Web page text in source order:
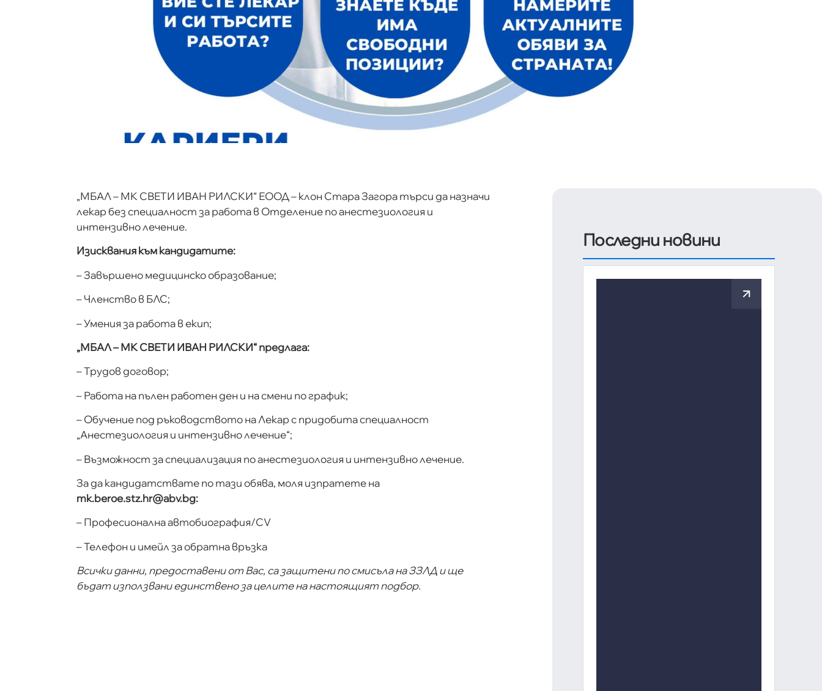
„МБАЛ – МК СВЕТИ ИВАН РИЛСКИ“ ЕООД – клон Стара Загора търси да назначи
лекар без специалност за работа в Отделение по анестезиология и
интензивно лечение.
Изисквания към кандидатите:
– Завършено медицинско образование;
– Членство в БЛС;
– Умения за работа в екип;
„МБАЛ – МК СВЕТИ ИВАН РИЛСКИ“ предлага:
– Трудов договор;
– Работа на пълен работен ден и на смени по график;
– Обучение под ръководството на Лекар с придобита специалност
„Анестезиология и интензивно лечение“;
– Възможност за специализация по анестезиология и интензивно лечение.
За да кандидатствате по тази обява, моля изпратете на
mk.beroe.stz.hr@abv.bg:
– Професионална автобиография/CV
– Телефон и имейл за обратна връзка
Всички данни, предоставени от Вас, са защитени по смисъла на ЗЗЛД и ще
бъдат използвани единствено за целите на настоящият подбор.
Последни новини